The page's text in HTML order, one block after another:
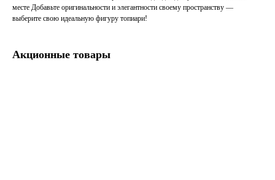
месте Добавьте оригинальности и элегантности своему пространству —
выберите свою идеальную фигуру топиари!
Акционные товары